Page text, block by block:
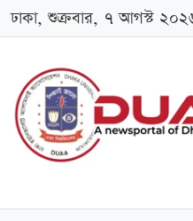
ঢাকা, শুক্রবার, ৭ আগস্ট